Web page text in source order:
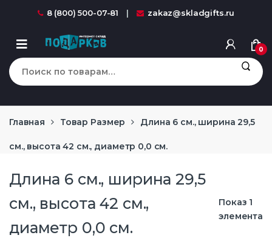
8 (800) 500-07-81 zakaz@skladgifts.ru
0
Искать:
Главная Товар Размер Длина 6 см., ширина 29,5
см., высота 42 см., диаметр 0,0 см.
Длина 6 см., ширина 29,5
см., высота 42 см.,
диаметр 0,0 см.
Показ 1
элемента